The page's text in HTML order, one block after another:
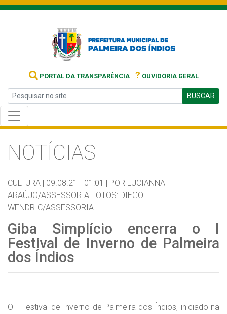
PORTAL DA TRANSPARÊNCIA ? OUVIDORIA GERAL
BUSCAR
NOTÍCIAS
CULTURA | 09.08.21 - 01:01 | POR LUCIANNA
ARAÚJO/ASSESSORIA FOTOS: DIEGO
WENDRIC/ASSESSORIA
Giba Simplício encerra o I
Festival de Inverno de Palmeira
dos Índios
O I Festival de Inverno de Palmeira dos Índios, iniciado na